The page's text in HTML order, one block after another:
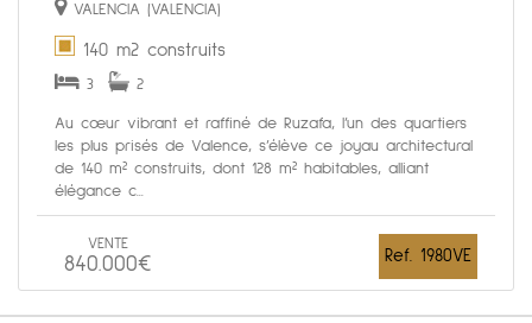
VALENCIA (VALENCIA)
140 m2 construits
3 2
Au cœur vibrant et raffiné de Ruzafa, l’un des quartiers
les plus prisés de Valence, s’élève ce joyau architectural
de 140 m² construits, dont 128 m² habitables, alliant
élégance c...
VENTE
840.000€ Ref. 1980VE